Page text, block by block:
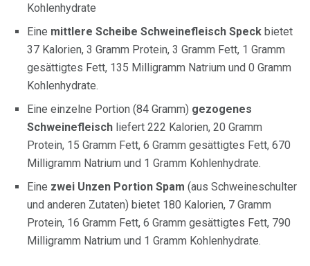
Kohlenhydrate
Eine mittlere Scheibe Schweinefleisch Speck bietet
37 Kalorien, 3 Gramm Protein, 3 Gramm Fett, 1 Gramm
gesättigtes Fett, 135 Milligramm Natrium und 0 Gramm
Kohlenhydrate.
Eine einzelne Portion (84 Gramm) gezogenes
Schweinefleisch liefert 222 Kalorien, 20 Gramm
Protein, 15 Gramm Fett, 6 Gramm gesättigtes Fett, 670
Milligramm Natrium und 1 Gramm Kohlenhydrate.
Eine zwei Unzen Portion Spam (aus Schweineschulter
und anderen Zutaten) bietet 180 Kalorien, 7 Gramm
Protein, 16 Gramm Fett, 6 Gramm gesättigtes Fett, 790
Milligramm Natrium und 1 Gramm Kohlenhydrate.